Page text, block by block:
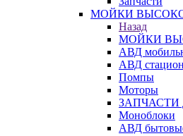
МОЙКИ
Назад
МОЙКИ
АВД
АВД
Помпы
Моторы
ЗАПЧАСТИ
Моноблоки
АВД